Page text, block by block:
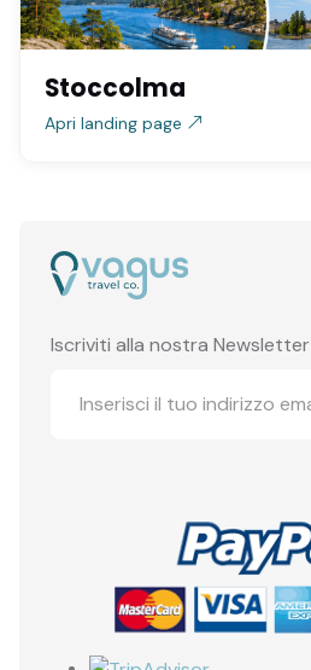
Stoccolma
Apri landing page
Iscriviti alla nostra Newsletter